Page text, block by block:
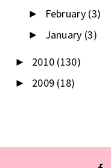
► February (3)
► January (3)
► 2010 (130)
► 2009 (18)